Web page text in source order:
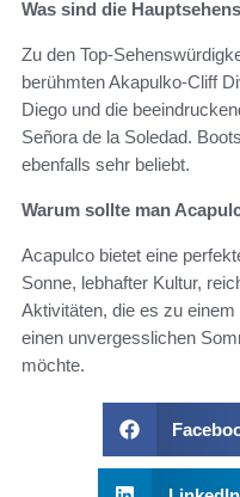
Was sind die
Zu den Top-
berühmten Akapulko-Cliff
Diego und die
Señora de la Soledad.
ebenfalls sehr beliebt.
Warum sollte man
Acapulco bietet eine
Sonne, lebhafter Kultur,
Aktivitäten, die es zu
einen unvergesslichen
möchte.